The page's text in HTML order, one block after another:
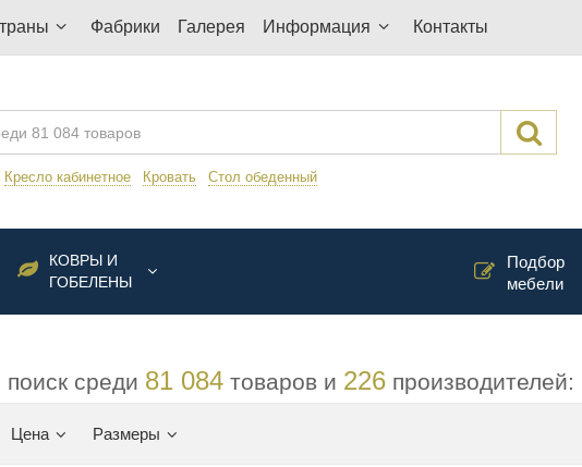
Фабрики Галерея Информация Контакты
Кресло кабинетное Кровать Стол обеденный
КОВРЫ И
ГОБЕЛЕНЫ
Подбор
мебели
среди 81 084товаров и 226производителей:
Цена Размеры